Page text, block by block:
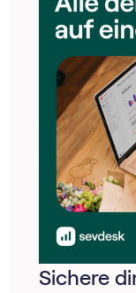
Sichere